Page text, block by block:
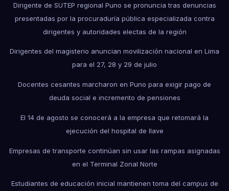
Dirigente de SUTEP regional Puno se pronuncia tras denuncias
presentadas por la procuraduría pública especializada contra
dirigentes y autoridades electas de la región
Dirigentes del magisterio anuncian movilización nacional en Lima
para el 27, 28 y 29 de julio
Docentes cesantes marcharon en Puno para exigir pago de
deuda social e incremento de pensiones
El 14 de agosto se conocerá a la empresa que retomará la
ejecución del hospital de Ilave
Empresas de transporte continúan sin usar las rampas asignadas
en el Terminal Zonal Norte
Estudiantes de educación inicial mantienen toma del campus de